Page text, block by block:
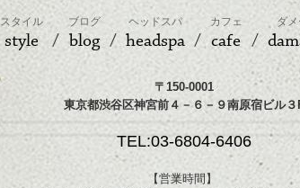
スタイル
style
ブログ
blog
ヘッドスパ
headspa
カフェ
cafe
ダ
〒150-0001
東京都渋谷区神宮前４－６－９南原宿ビル３
TEL:03-6804-6406
【営業時間】